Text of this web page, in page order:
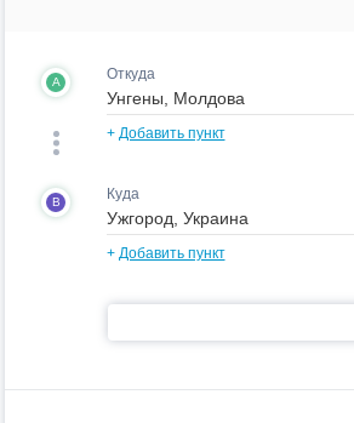
A Откуда
+ Добавить пункт
B Куда
+ Добавить пункт